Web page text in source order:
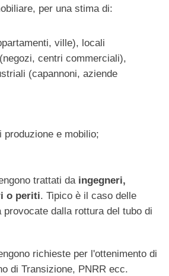
per una stima di:
ville), locali
centri commerciali),
(capannoni, aziende
produzione e mobilio;
trattati da ingegneri,
o periti. Tipico è il caso delle
dalla rottura del tubo di
richieste per l'ottenimento di
di Transizione, PNRR ecc.